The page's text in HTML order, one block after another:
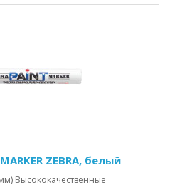
ZEBRA, белый
мм) Высококачественные